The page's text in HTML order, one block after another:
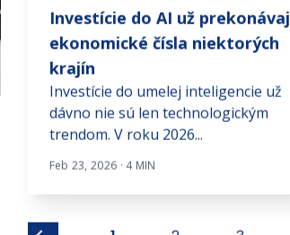
# investujte na fin trhoch
Investície do AI už prekonávajú
ekonomické čísla niektorých
krajín
dávno nie sú len technologickým
trendom. V roku 2026...
Feb 23, 2026 · 4 MIN